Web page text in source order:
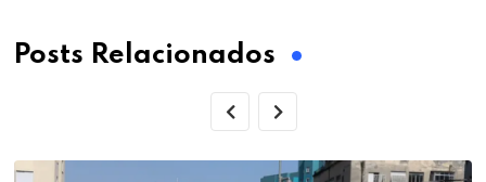
Posts Relacionados